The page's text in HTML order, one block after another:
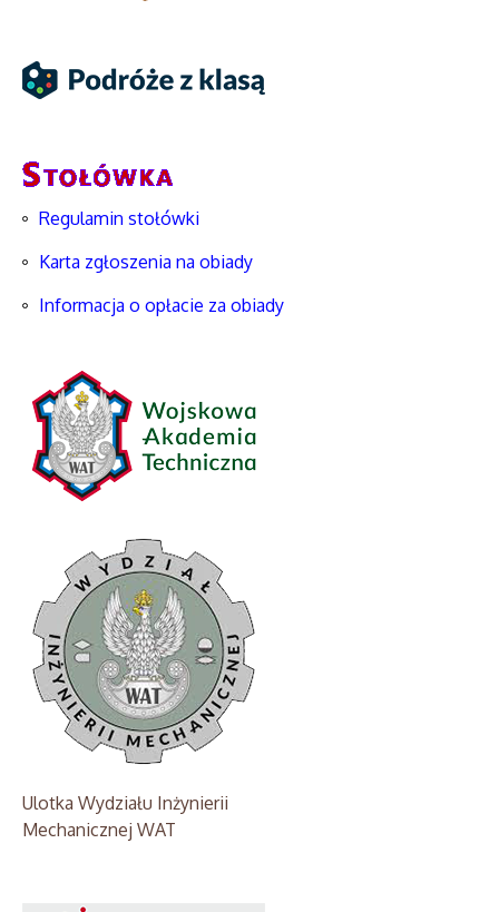
Regulamin stołówki
Karta zgłoszenia na obiady
Informacja o opłacie za obiady
Ulotka Wydziału Inżynierii
Mechanicznej WAT